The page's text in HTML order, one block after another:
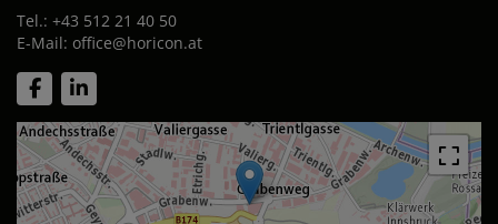
Tel.: +43 512 21 40 50
E-Mail: office@horicon.at